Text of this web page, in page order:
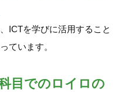
ICTを学びに活用すること
ています。
目でのロイロの